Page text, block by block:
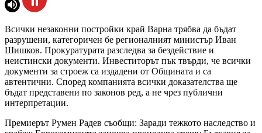
Всички незаконни постройки край Варна трябва да бъдат
разрушени, категоричен бе регионалният министър Иван
Шишков. Прокуратурата разследва за бездействие и
неистински документи. Инвеститорът пък твърди, че всички
документи за строеж са издадени от Общината и са
автентични. Според компанията всички доказателства ще
бъдат представени по законов ред, а не чрез публични
интерпретации.
Премиерът Румен Радев съобщи: Заради тежкото наследство и